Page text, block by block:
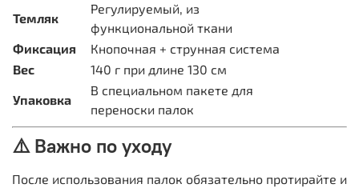
Темляк
Регулируемый, из
функциональной ткани
Фиксация
Кнопочная + струнная система
Вес
140 г при длине 130 см
Упаковка
В специальном пакете для
переноски палок
⚠️ Важно по уходу
После использования палок обязательно протирайте и